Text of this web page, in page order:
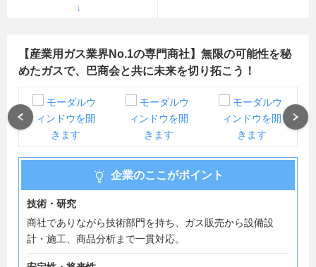
【産業用ガス業界No.1の専門商社】無限の可能性を秘
めたガスで、巴商会と共に未来を切り拓こう！
企業のここがポイント
技術・研究
商社でありながら技術部門を持ち、ガス販売から設備設
計・施工、商品分析まで一貫対応。